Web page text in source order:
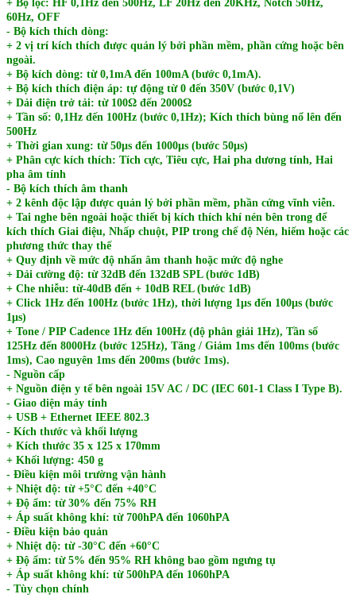
+ Bộ lọc: HF 0,1Hz đến 500Hz, LF 20Hz đến 20KHz, Notch 50Hz,
60Hz, OFF
- Bộ kích thích dòng:
+ 2 vị trí kích thích được quản lý bởi phần mềm, phần cứng hoặc bên
ngoài.
+ Bộ kích dòng: từ 0,1mA đến 100mA (bước 0,1mA).
+ Bộ kích thích điện áp: tự động từ 0 đến 350V (bước 0,1V)
+ Dải điện trở tải: từ 100Ω đến 2000Ω
+ Tần số: 0,1Hz đến 100Hz (bước 0,1Hz); Kích thích bùng nổ lên đến
500Hz
+ Thời gian xung: từ 50μs đến 1000μs (bước 50μs)
+ Phân cực kích thích: Tích cực, Tiêu cực, Hai pha dương tính, Hai
pha âm tính
- Bộ kích thích âm thanh
+ 2 kênh độc lập được quản lý bởi phần mềm, phần cứng vĩnh viễn.
+ Tai nghe bên ngoài hoặc thiết bị kích thích khí nén bên trong để
kích thích Giai điệu, Nhấp chuột, PIP trong chế độ Nén, hiếm hoặc các
phương thức thay thế
+ Quy định về mức độ nhấn âm thanh hoặc mức độ nghe
+ Dải cường độ: từ 32dB đến 132dB SPL (bước 1dB)
+ Che nhiễu: từ-40dB đến + 10dB REL (bước 1dB)
+ Click 1Hz đến 100Hz (bước 1Hz), thời lượng 1μs đến 100μs (bước
1μs)
+ Tone / PIP Cadence 1Hz đến 100Hz (độ phân giải 1Hz), Tần số
125Hz đến 8000Hz (bước 125Hz), Tăng / Giảm 1ms đến 100ms (bước
1ms), Cao nguyên 1ms đến 200ms (bước 1ms).
- Nguồn cấp
+ Nguồn điện y tế bên ngoài 15V AC / DC (IEC 601-1 Class I Type B).
- Giao diện máy tính
+ USB + Ethernet IEEE 802.3
- Kích thước và khối lượng
+ Kích thước 35 x 125 x 170mm
+ Khối lượng: 450 g
- Điều kiện môi trường vận hành
+ Nhiệt độ: từ +5°C đến +40°C
+ Độ ẩm: từ 30% đến 75% RH
+ Áp suất không khí: từ 700hPA đến 1060hPA
- Điều kiện bảo quản
+ Nhiệt độ: từ -30°C đến +60°C
+ Độ ẩm: từ 5% đến 95% RH không bao gồm ngưng tụ
+ Áp suất không khí: từ 500hPA đến 1060hPA
- Tùy chọn chính